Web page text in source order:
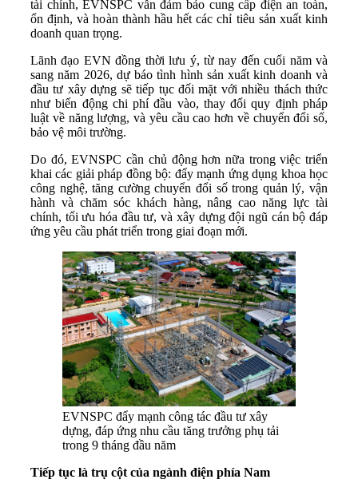
tài chính, EVNSPC vẫn đảm bảo cung cấp điện an toàn,
ổn định, và hoàn thành hầu hết các chỉ tiêu sản xuất kinh
doanh quan trọng.
Lãnh đạo EVN đồng thời lưu ý, từ nay đến cuối năm và
sang năm 2026, dự báo tình hình sản xuất kinh doanh và
đầu tư xây dựng sẽ tiếp tục đối mặt với nhiều thách thức
như biến động chi phí đầu vào, thay đổi quy định pháp
luật về năng lượng, và yêu cầu cao hơn về chuyển đổi số,
bảo vệ môi trường.
Do đó, EVNSPC cần chủ động hơn nữa trong việc triển
khai các giải pháp đồng bộ: đẩy mạnh ứng dụng khoa học
công nghệ, tăng cường chuyển đổi số trong quản lý, vận
hành và chăm sóc khách hàng, nâng cao năng lực tài
chính, tối ưu hóa đầu tư, và xây dựng đội ngũ cán bộ đáp
ứng yêu cầu phát triển trong giai đoạn mới.
EVNSPC đẩy mạnh công tác đầu tư xây
dựng, đáp ứng nhu cầu tăng trưởng phụ tải
trong 9 tháng đầu năm
Tiếp tục là trụ cột của ngành điện phía Nam